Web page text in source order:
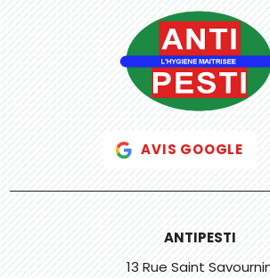
AVIS GOOGLE
ANTIPESTI
13 Rue Saint